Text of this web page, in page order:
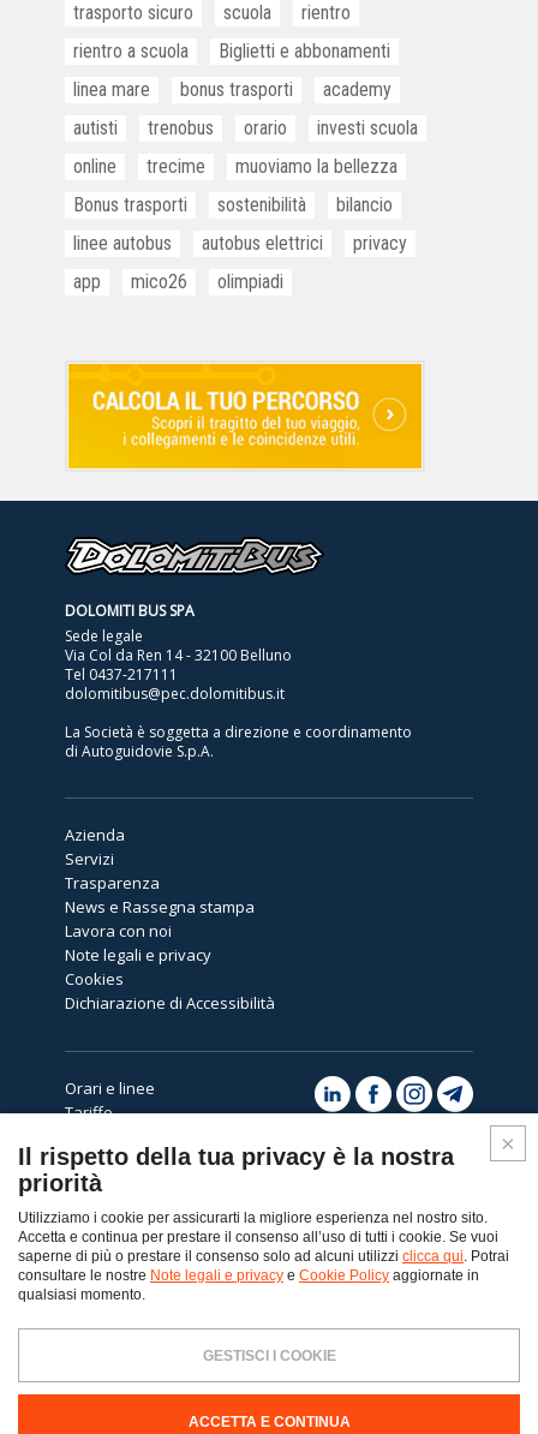
trasporto sicuro
scuola
rientro
rientro a scuola
Biglietti e abbonamenti
linea mare
bonus trasporti
academy
autisti
trenobus orario
investi scuola
online
trecime
muoviamo la bellezza
Bonus trasporti
sostenibilità
bilancio
linee autobus
autobus elettrici
privacy
app
mico26 olimpiadi
DOLOMITI BUS SPA
Sede legale
Via Col da Ren 14 - 32100 Belluno
Tel 0437-217111
dolomitibus@pec.dolomitibus.it
La Società è soggetta a direzione e coordinamento
di Autoguidovie S.p.A.
Azienda
Servizi
Trasparenza
News e Rassegna stampa
Lavora con noi
Note legali e privacy
Cookies
Dichiarazione di Accessibilità
Orari e linee
Tariffe
Assistenza
Dolomiti Bus SpA Via Col da Ren, 14 32100 Belluno - Tel. 0437-217111
PEC:dolomitibus@pec.dolomitibus.it
Codice Destinatario: KUPCRMI
IVA e Codice Fiscale 00057190258 - R.E.A. Belluno n.2298 - La Società è
Il rispetto della tua privacy è la nostra
priorità
Utilizziamo i cookie per assicurarti la migliore esperienza nel nostro sito.
Accetta e continua per prestare il consenso all’uso di tutti i cookie. Se vuoi
saperne di più o prestare il consenso solo ad alcuni utilizzi clicca qui. Potrai
consultare le nostre Note legali e privacy e Cookie Policy aggiornate in
qualsiasi momento.
GESTISCI I COOKIE
ACCETTA E CONTINUA